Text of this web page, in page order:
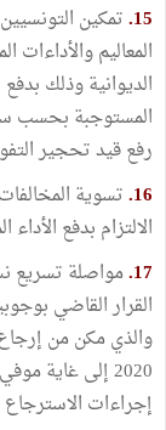
15. تمكين
المعاليم
رفع قيد تحجير
16.
الالتزام بدفع
17. مواصلة تسريع
القرار القاضي
إجراءات